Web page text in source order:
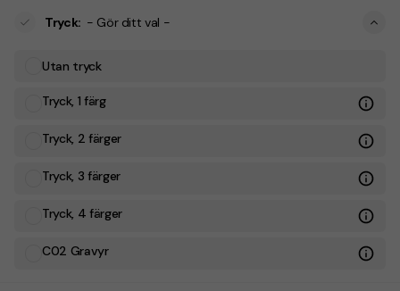
Tryck: - Gör ditt val -
Utan tryck
Tryck, 1 färg
Tryck, 2 färger
Tryck, 3 färger
Tryck, 4 färger
C02 Gravyr